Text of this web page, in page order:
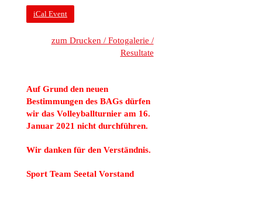
zum Drucken / Fotogalerie /
Resultate
Auf Grund den neuen
Bestimmungen des BAGs dürfen
wir das Volleyballturnier am 16.
Januar 2021 nicht durchführen.
Wir danken für den Verständnis.
Sport Team Seetal Vorstand
iCal Event